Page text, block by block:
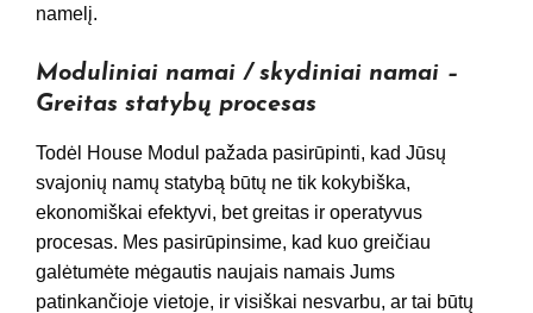
namelį.
Moduliniai namai / skydiniai namai –
Greitas statybų procesas
Todėl House Modul pažada pasirūpinti, kad Jūsų
svajonių namų statybą būtų ne tik kokybiška,
ekonomiškai efektyvi, bet greitas ir operatyvus
procesas. Mes pasirūpinsime, kad kuo greičiau
galėtumėte mėgautis naujais namais Jums
patinkančioje vietoje, ir visiškai nesvarbu, ar tai būtų